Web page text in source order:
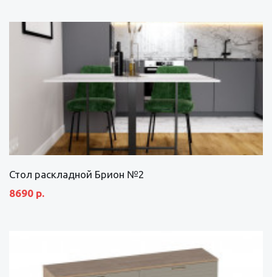
Стол раскладной Брион №2
8690 р.